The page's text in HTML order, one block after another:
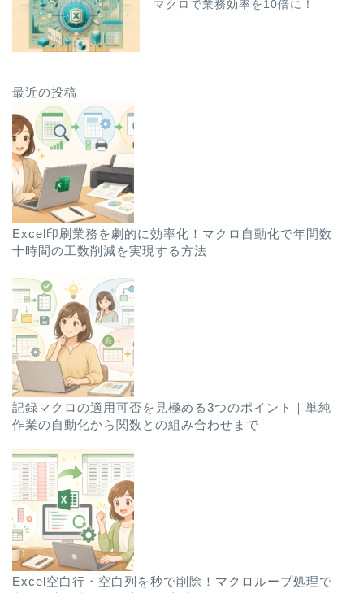
マクロで業務効率を10倍に！
最近の投稿
Excel印刷業務を劇的に効率化！マクロ自動化で年間数
十時間の工数削減を実現する方法
記録マクロの適用可否を見極める3つのポイント｜単純
作業の自動化から関数との組み合わせまで
Excel空白行・空白列を秒で削除！マクロループ処理で